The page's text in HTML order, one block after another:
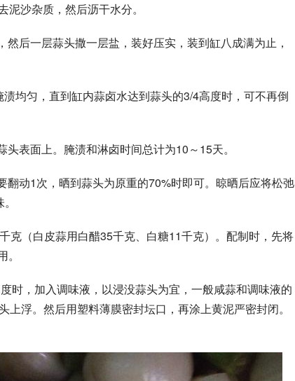
沙杂质，然后沥干水分。
后一层蒜头撒一层盐，装好压实，装到缸八成满为止，
均匀，直到缸内蒜卤水达到蒜头的3/4高度时，可不再倒
表面上。腌渍和淋卤时间总计为10～15天。
动1次，晒到蒜头为原重的70%时即可。晾晒后应将松弛
克（白皮蒜用白醋35千克、白糖11千克）。配制时，先将
时，加入调味液，以浸没蒜头为宜，一般咸蒜和调味液的
浮。然后用塑料薄膜密封坛口，再涂上黄泥严密封闭。